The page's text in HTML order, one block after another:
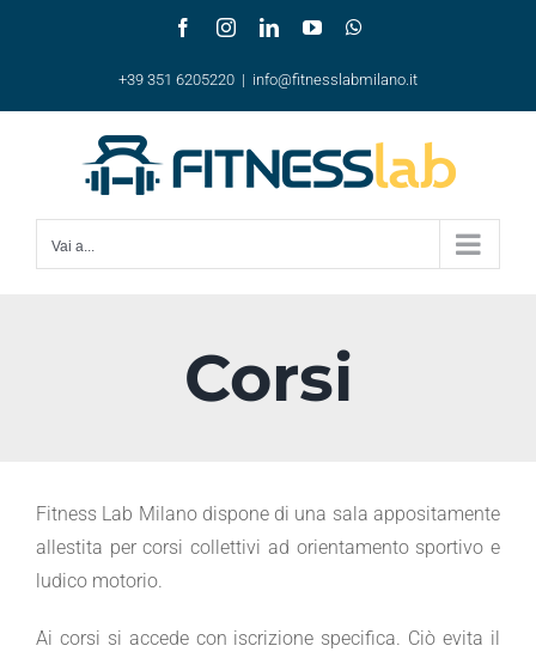
FacebookInstagramLinkedInYouTubeWhatsApp
+39 351 6205220 | info@fitnesslabmilano.it
Vai a...
Corsi
Fitness Lab Milano dispone di una sala appositamente
allestita per corsi collettivi ad orientamento sportivo e
ludico motorio.
Ai corsi si accede con iscrizione specifica. Ciò evita il